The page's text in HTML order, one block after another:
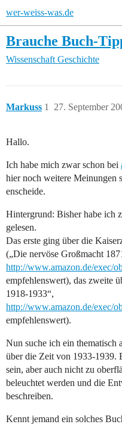
wer-weiss-was.de
Brauche Buch-
Wissenschaft Geschichte
Markuss 27. September
1
Hallo.
Ich habe mich zwar schon bei
hier noch weitere Meinungen
enscheide.
Hintergrund: Bisher habe ich
gelesen.
Das erste ging über die
(„Die nervöse Großmacht
http://www.amazon.de/exec/
empfehlenswert), das zweite
1918-1933“,
http://www.amazon.de/exec/
empfehlenswert).
Nun suche ich ein thematisch
über die Zeit von 1933-1939.
sein, aber auch nicht zu
beleuchtet werden und die
beschreiben.
Kennt jemand ein solches